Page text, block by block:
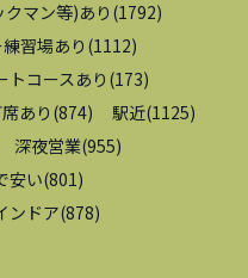
マン等)あり (1792)
習場あり (1112)
トコースあり (173)
あり (874) 駅近(1125)
深夜営業(955)
安い(801)
ンドア(878)